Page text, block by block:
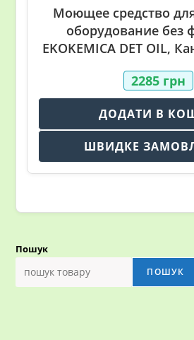
Моющее средство
оборудование без
EKOKEMICA DET OIL,
2285 грн
ДОДАТИ В
ШВИДКЕ
Пошук
ПОШУК